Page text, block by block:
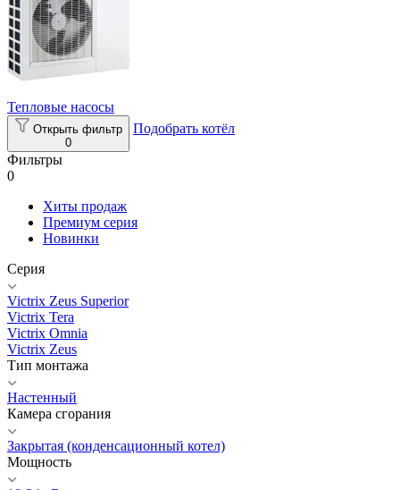
Тепловые насосы
Открыть фильтр
0
Подобрать котёл
Фильтры
0
Хиты продаж
Премиум серия
Новинки
Серия
Victrix Zeus Superior
Victrix Tera
Victrix Omnia
Victrix Zeus
Тип монтажа
Настенный
Камера сгорания
Закрытая (конденсационный котел)
Мощность